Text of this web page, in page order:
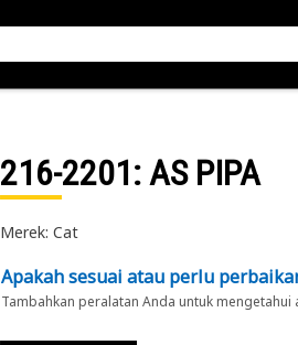
216-2201: AS PIPA
Merek: Cat
Apakah sesuai atau perlu
Tambahkan peralatan Anda untuk